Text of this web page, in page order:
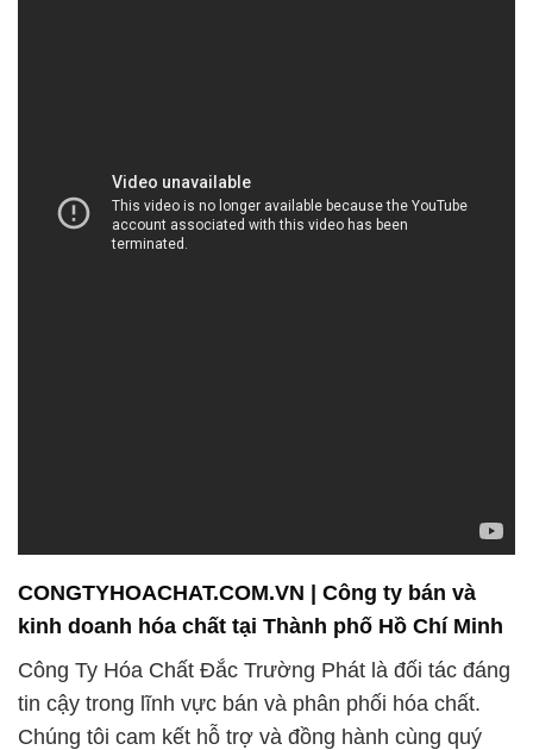
CONGTYHOACHAT.COM.VN | Công ty bán và
kinh doanh hóa chất tại Thành phố Hồ Chí Minh
Công Ty Hóa Chất Đắc Trường Phát là đối tác đáng
tin cậy trong lĩnh vực bán và phân phối hóa chất.
Chúng tôi cam kết hỗ trợ và đồng hành cùng quý